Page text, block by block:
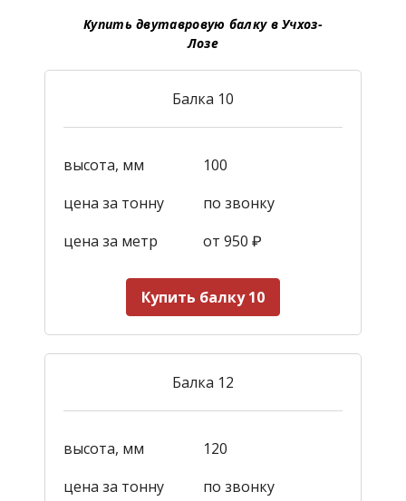
Купить двутавровую балку в Учхоз-
Лозе
Балка 10
высота, мм
100
цена за тонну
по звонку
цена за метр
от 950 ₽
Купить балку 10
Балка 12
высота, мм
120
цена за тонну
по звонку